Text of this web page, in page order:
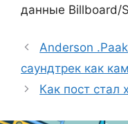
данные Billboard/
Anderson
саундтрек как
Как пост стал